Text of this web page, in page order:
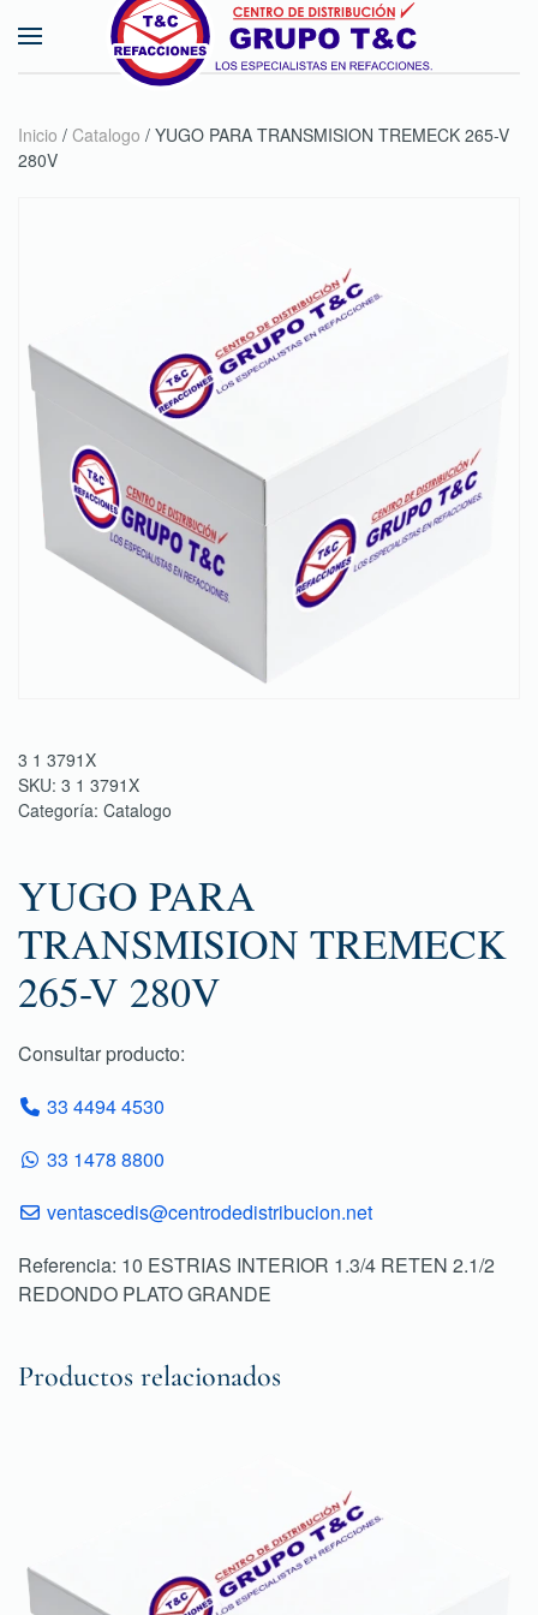
Skip to main content
Inicio / Catalogo / YUGO PARA TRANSMISION TREMECK 265-V
280V
3 1 3791X
SKU: 3 1 3791X
Categoría: Catalogo
YUGO PARA
TRANSMISION TREMECK
265-V 280V
Consultar producto:
33 4494 4530
33 1478 8800
ventascedis@centrodedistribucion.net
Referencia: 10 ESTRIAS INTERIOR 1.3/4 RETEN 2.1/2
REDONDO PLATO GRANDE
Productos relacionados